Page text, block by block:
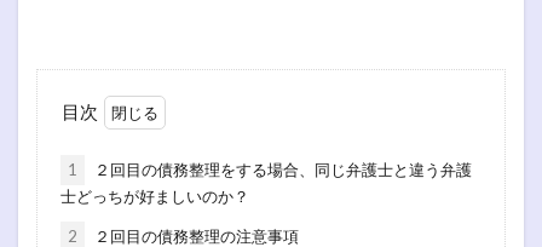
目次
1
２回目の債務整理をする場合、同じ弁護士と違う弁護
士どっちが好ましいのか？
2 ２回目の債務整理の注意事項